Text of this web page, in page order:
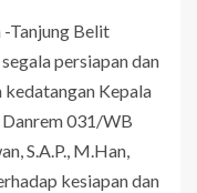
Tanjung Belit
persiapan dan
kedatangan Kepala
031/WB
S.A.P., M.Han,
kesiapan dan